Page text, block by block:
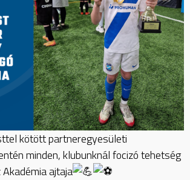
kötött partneregyesületi
minden, klubunknál focizó tehetség
ajtaja